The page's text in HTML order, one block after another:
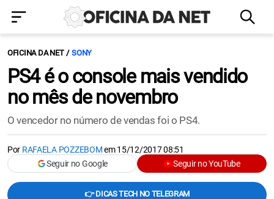
OFICINA DA NET SONY
PS4 é o console mais vendido
no mês de novembro
O vencedor no número de vendas foi o PS4.
Por RAFAELA POZZEBOMem15/12/2017 08:51
Seguir no Google
Seguir no YouTube
👉 DICAS TECH NO TELEGRAM